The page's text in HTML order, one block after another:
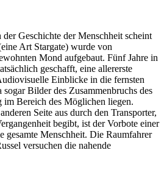
Geschichte der Menschheit scheint
Art Stargate) wurde von
Mond aufgebaut. Fünf Jahre in
geschafft, eine allererste
Einblicke in die fernsten
Bilder des Zusammenbruchs des
Bereich des Möglichen liegen.
Seite aus durch den Transporter,
begibt, ist der Vorbote einer
gesamte Menschheit. Die Raumfahrer
versuchen die nahende